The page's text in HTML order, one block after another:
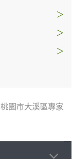
＞
＞
＞
桃園市大溪區專家